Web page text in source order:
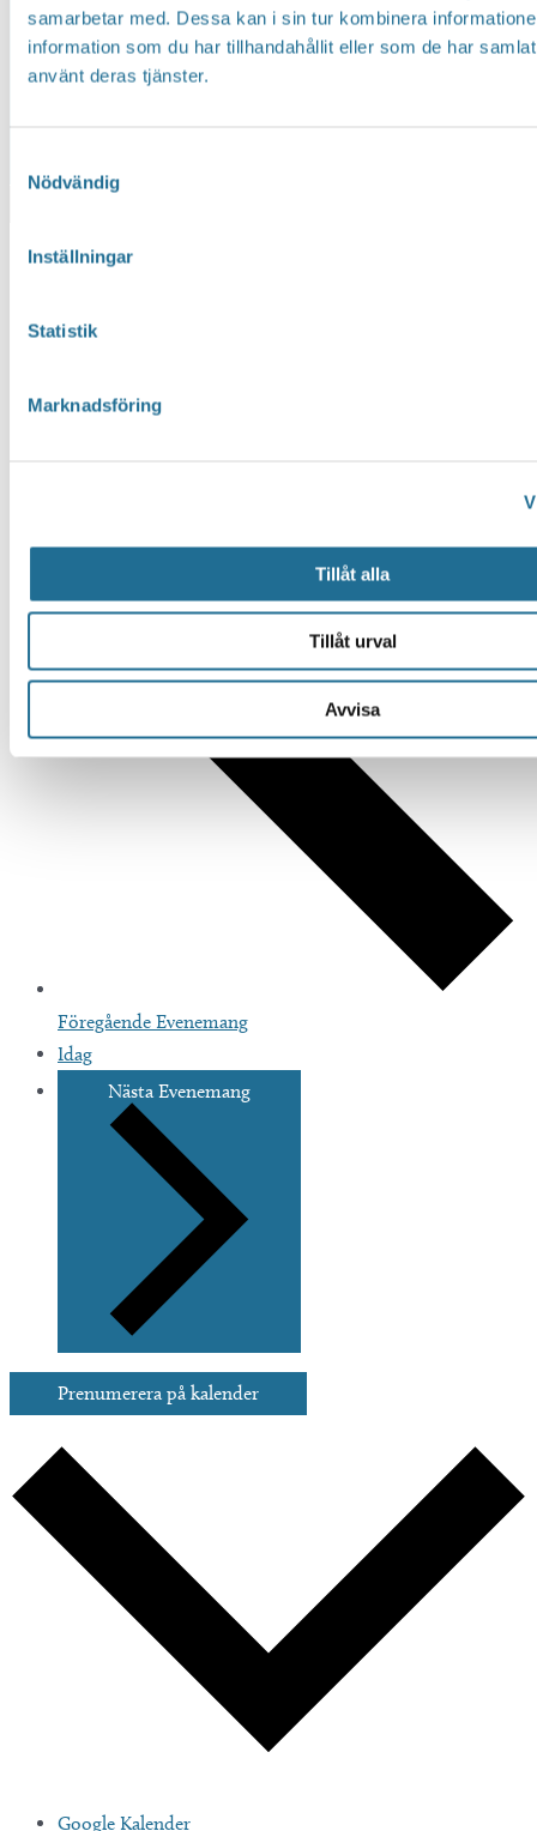
samarbetar med. Dessa kan i sin tur kombinera
information som du har tillhandahållit eller som de har
använt deras tjänster.
Nödvändig
Inställningar
Statistik
Marknadsföring
Tillåt alla
Tillåt urval
Avvisa
KommandeKommande Välj datum.
Föregående Evenemang
Idag
Nästa Evenemang
Prenumerera på kalender
Google Kalender